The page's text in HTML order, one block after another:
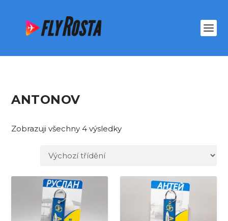
ANTONOV
Zobrazuji všechny 4 výsledky